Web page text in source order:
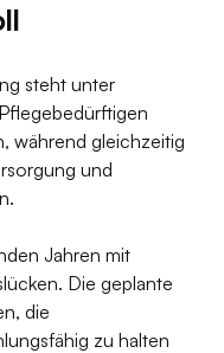
steht unter
während gleichzeitig
und
Jahren mit
Die geplante
die
zu halten